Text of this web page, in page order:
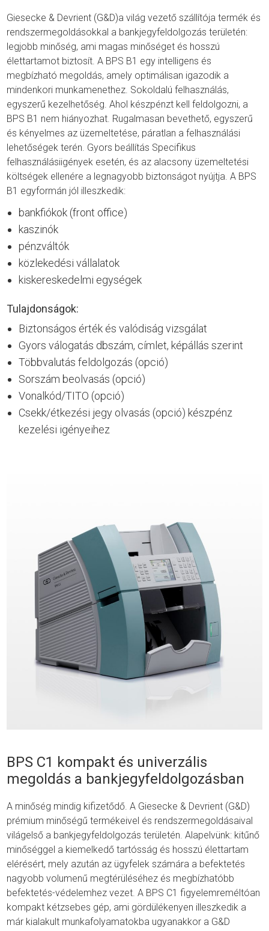
Giesecke & Devrient (G&D)a világ vezető szállítója termék és
rendszermegoldásokkal a bankjegyfeldolgozás területén:
legjobb minőség, ami magas minőséget és hosszú
élettartamot biztosít. A BPS B1 egy intelligens és
megbízható megoldás, amely optimálisan igazodik a
mindenkori munkamenethez. Sokoldalú felhasználás,
egyszerű kezelhetőség. Ahol készpénzt kell feldolgozni, a
BPS B1 nem hiányozhat. Rugalmasan bevethető, egyszerű
és kényelmes az üzemeltetése, páratlan a felhasználási
lehetőségek terén. Gyors beállítás Specifikus
felhasználásiigények esetén, és az alacsony üzemeltetési
költségek ellenére a legnagyobb biztonságot nyújtja. A BPS
B1 egyformán jól illeszkedik:
bankfiókok (front office)
kaszinók
pénzváltók
közlekedési vállalatok
kiskereskedelmi egységek
Tulajdonságok:
Biztonságos érték és valódiság vizsgálat
Gyors válogatás dbszám, címlet, képállás szerint
Többvalutás feldolgozás (opció)
Sorszám beolvasás (opció)
Vonalkód/TITO (opció)
Csekk/étkezési jegy olvasás (opció) készpénz
kezelési igényeihez
BPS C1 kompakt és univerzális
megoldás a bankjegyfeldolgozásban
A minőség mindig kifizetődő. A Giesecke & Devrient (G&D)
prémium minőségű termékeivel és rendszermegoldásaival
világelső a bankjegyfeldolgozás területén. Alapelvünk: kitűnő
minőséggel a kiemelkedő tartósság és hosszú élettartam
elérésért, mely azután az ügyfelek számára a befektetés
nagyobb volumenű megtérüléséhez és megbízhatóbb
befektetés-védelemhez vezet. A BPS C1 figyelemreméltóan
kompakt kétzsebes gép, ami gördülékenyen illeszkedik a
már kialakult munkafolyamatokba ugyanakkor a G&D